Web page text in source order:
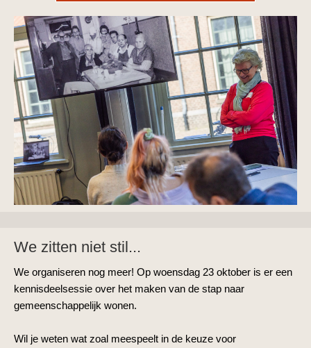
We zitten niet stil...
We organiseren nog meer! Op woensdag 23 oktober is er een
kennisdeelsessie over het maken van de stap naar
gemeenschappelijk wonen.
Wil je weten wat zoal meespeelt in de keuze voor